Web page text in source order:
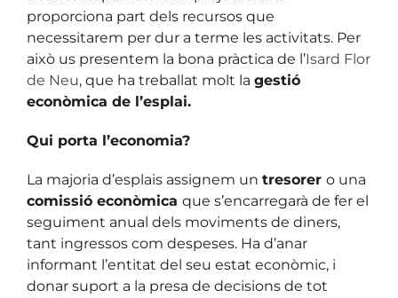
proporciona part dels recursos que
necessitarem per dur a terme les activitats. Per
això us presentem la bona pràctica de l’Isard Flor
de Neu, que ha treballat molt la gestió
econòmica de l’esplai.
Qui porta l’economia?
La majoria d’esplais assignem un tresorer o una
comissió econòmica que s’encarregarà de fer el
seguiment anual dels moviments de diners,
tant ingressos com despeses. Ha d’anar
informant l’entitat del seu estat econòmic, i
donar suport a la presa de decisions de tot